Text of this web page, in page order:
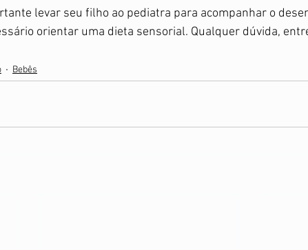
levar seu filho ao pediatra para acompanhar o
orientar uma dieta sensorial. Qualquer dúvida,
Bebês